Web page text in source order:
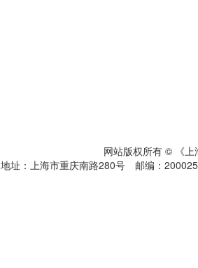
网站版权所有 © 《
地址：上海市重庆南路280号 邮编：